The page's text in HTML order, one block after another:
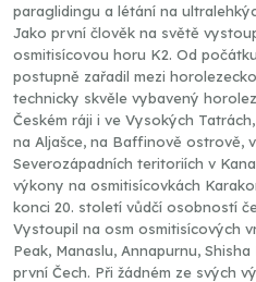
paraglidingu a létání na
Jako první člověk na světě
osmitisícovou horu K2. Od
postupně zařadil mezi
technicky skvěle vybavený
Českém ráji i ve Vysokých
na Aljašce, na Baffinově ostrově,
Severozápadních teritoriích v
výkony na osmitisícovkách
konci 20. století vůdčí osobností
Vystoupil na osm osmitisícových
Peak, Manaslu, Annapurnu,
první Čech. Při žádném ze svých